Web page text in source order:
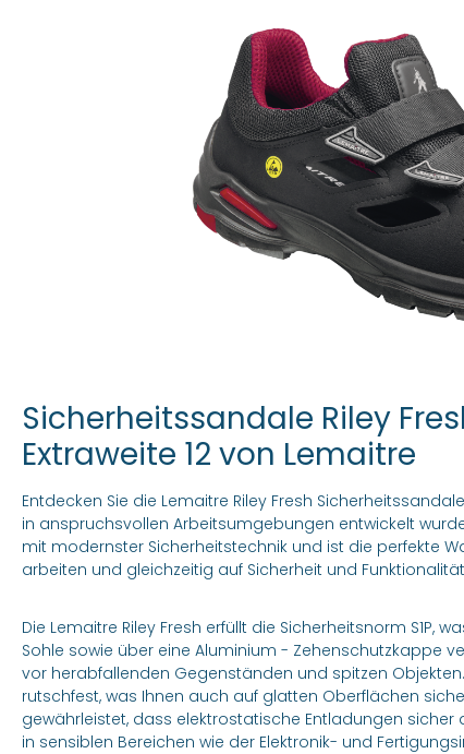
Sicherheitssandale Riley
Extraweite 12 von Lemaitre
Entdecken Sie die Lemaitre Riley Fresh
in anspruchsvollen Arbeitsumgebungen entwickelt
mit modernster Sicherheitstechnik und ist die perfekte
arbeiten und gleichzeitig auf Sicherheit und
Die Lemaitre Riley Fresh erfüllt die Sicherheitsnorm S1P,
Sohle sowie über eine Aluminium - Zehenschutzkappe
vor herabfallenden Gegenständen und spitzen
rutschfest, was Ihnen auch auf glatten Oberflächen
gewährleistet, dass elektrostatische Entladungen sicher
in sensiblen Bereichen wie der Elektronik- und